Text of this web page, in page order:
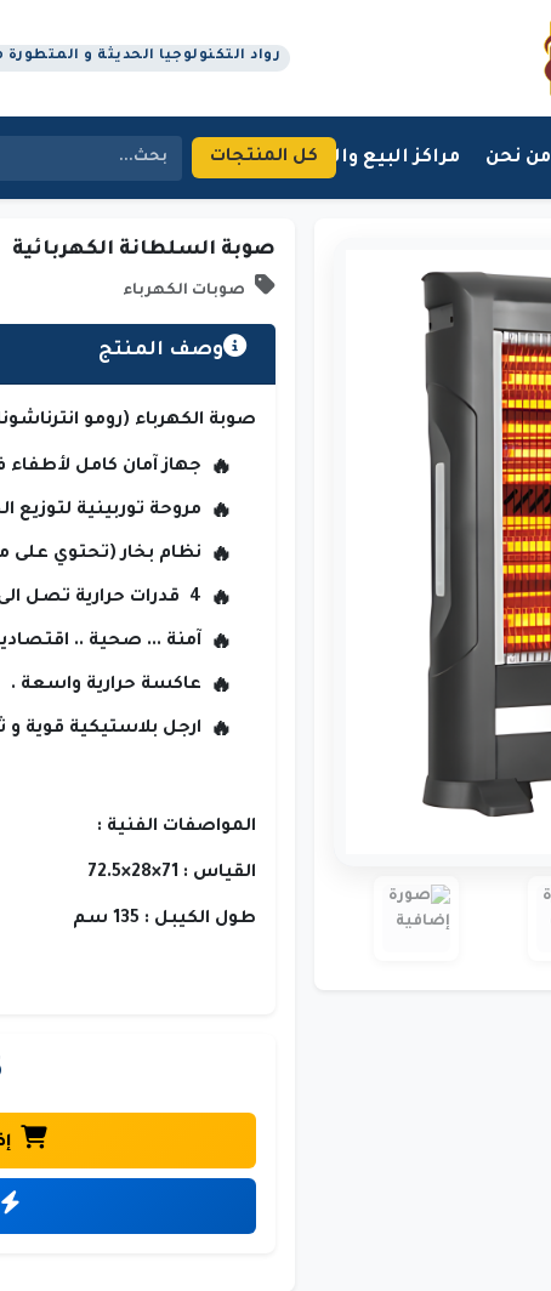
رواد التكنولوجيا الحديثة و المتطورة منذ
من نحن مراكز البيع والتوزيع اتصل بنا
كل المنتجات
صوبة السلطانة الكهربائية
صوبات الكهرباء
وصف المنتج
صوبة الكهرباء (رومو
جهاز آمان كامل لأطفاء
مروحة توربينية لتوزيع
نظام بخار (تحتوي على
4 قدرات حرارية تصل الى قدرة 2800 واط .
آمنة ... صحية ..
عاكسة حرارية واسعة .
ارجل بلاستيكية قوية و
المواصفات الفنية :
القياس : 71×28×72.5
طول الكيبل : 135 سم